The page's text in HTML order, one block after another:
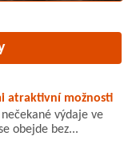
atraktivní možnosti
výdaje ve
obejde bez...